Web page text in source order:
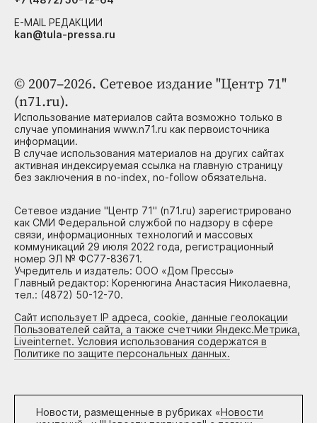
© 2007–2026. Сетевое издание "Центр 71"
(n71.ru).
Использование материалов сайта возможно только в
случае упоминания www.n71.ru как первоисточника
информации.
В случае использования материалов на других сайтах
активная индексируемая ссылка на главную страницу
без заключения в no-index, no-follow обязательна.
Сетевое издание "Центр 71" (n71.ru) зарегистрировано
как СМИ Федеральной службой по надзору в сфере
связи, информационных технологий и массовых
коммуникаций 29 июля 2022 года, регистрационный
номер ЭЛ № ФС77-83671.
Учредитель и издатель: ООО «Дом Прессы»
Главный редактор: Коренюгина Анастасия Николаевна,
тел.: (4872) 50-12-70.
Сайт использует IP адреса, cookie, данные геолокации
Пользователей сайта, а также счетчики Яндекс.Метрика,
Liveinternet. Условия использования содержатся в
Политике по защите персональных данных.
Новости, размещенные в рубриках «Новости
E-MAIL РЕДАКЦИИ
kan@tula-pressa.ru